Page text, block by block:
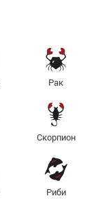
Рак
Скорпион
Риби